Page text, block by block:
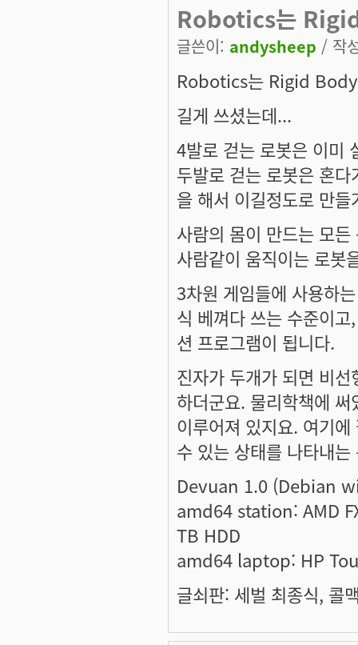
Robotics는
글쓴이: andysheep / 작
Robotics는 Rigid
길게 쓰셨는데...
4발로 걷는 로봇은 이미
두발로 걷는 로봇은 혼
을 해서 이길정도로 만
사람의 몸이 만드는 모
사람같이 움직이는 로봇
3차원 게임들에 사용하
식 베껴다 쓰는 수준이
션 프로그램이 됩니다.
진자가 두개가 되면 비
하더군요. 물리학책에
이루어져 있지요. 여기
수 있는 상태를 나타내
Devuan 1.0 (Debian
amd64 station: AMD
TB HDD
amd64 laptop: HP
글쇠판: 세벌 최종식, 콜